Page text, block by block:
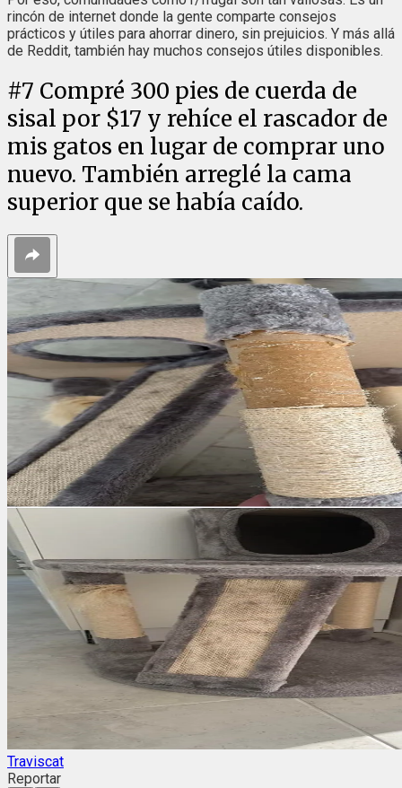
rincón de internet donde la gente comparte consejos
prácticos y útiles para ahorrar dinero, sin prejuicios. Y más allá
de Reddit, también hay muchos consejos útiles disponibles.
#7 Compré 300 pies de cuerda de
sisal por $17 y rehíce el rascador de
mis gatos en lugar de comprar uno
nuevo. También arreglé la cama
superior que se había caído.
Traviscat
Reportar